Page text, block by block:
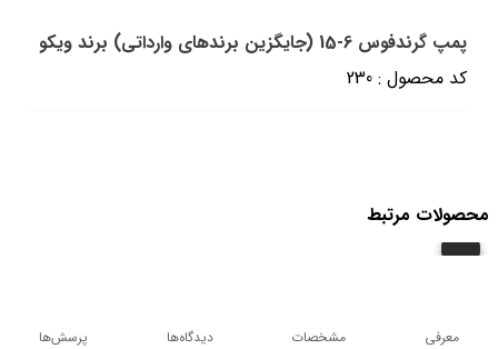
پمپ گرندفوس 6-15 (جایگزین برندهای وارداتی) برند ویکو
کد محصول : 230
محصولات مرتبط
معرفی مشخصات دیدگاه‌ها پرسش‌ها